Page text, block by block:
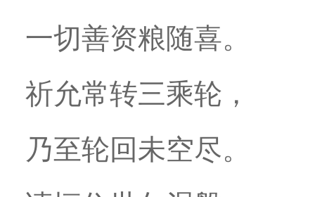
一切善资粮随喜。
祈允常转三乘轮，
乃至轮回未空尽。